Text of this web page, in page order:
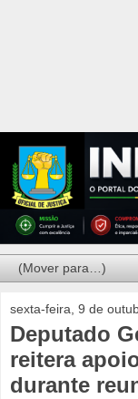
sexta-feira, 9 de
Deputado
reitera
durante